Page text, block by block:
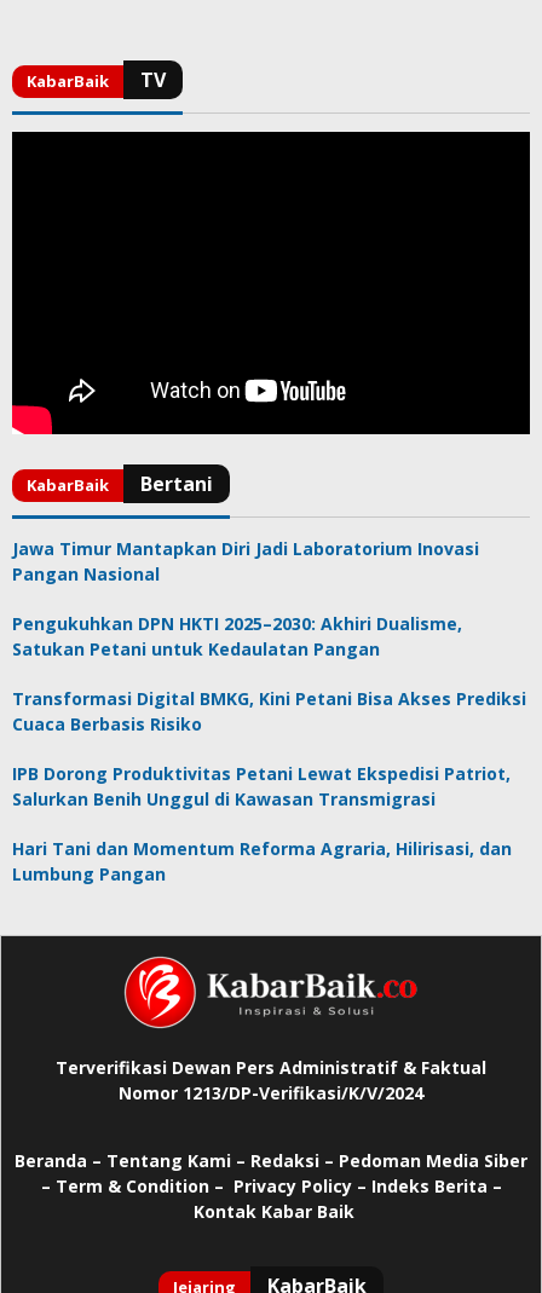
Jawa Timur Mantapkan Diri Jadi Laboratorium Inovasi
Pangan Nasional
Pengukuhkan DPN HKTI 2025–2030: Akhiri Dualisme,
Satukan Petani untuk Kedaulatan Pangan
Transformasi Digital BMKG, Kini Petani Bisa Akses Prediksi
Cuaca Berbasis Risiko
IPB Dorong Produktivitas Petani Lewat Ekspedisi Patriot,
Salurkan Benih Unggul di Kawasan Transmigrasi
Hari Tani dan Momentum Reforma Agraria, Hilirisasi, dan
Lumbung Pangan
Terverifikasi Dewan Pers Administratif & Faktual
Nomor 1213/DP-Verifikasi/K/V/2024
Beranda – Tentang Kami – Redaksi – Pedoman Media Siber
– Term & Condition – Privacy Policy– Indeks Berita –
Kontak Kabar Baik